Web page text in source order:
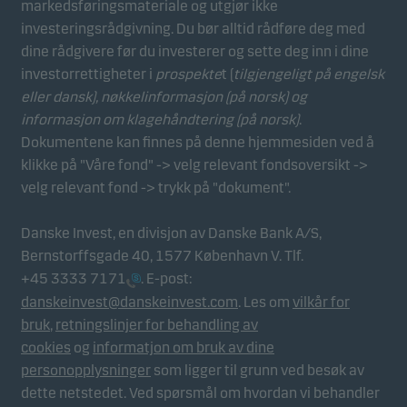
markedsføringsmateriale og utgjør ikke
investeringsrådgivning. Du bør alltid rådføre deg med
dine rådgivere før du investerer og sette deg inn i dine
investorrettigheter i prospektet (tilgjengeligt på engelsk
eller dansk), nøkkelinformasjon (på norsk)og
informasjon om klagehåndtering (på norsk).
Dokumentene kan finnes på denne hjemmesiden ved å
klikke på "Våre fond" -> velg relevant fondsoversikt ->
velg relevant fond -> trykk på "dokument".
Danske Invest, en divisjon av Danske Bank A/S,
Bernstorffsgade 40, 1577 København V. Tlf.
+45 3333 7171
. E-post:
danskeinvest@danskeinvest.com. Les om vilkår for
bruk, retningslinjer for behandling av
cookies og informatjon om bruk av dine
personopplysninger som ligger til grunn ved besøk av
dette netstedet. Ved spørsmål om hvordan vi behandler
Funksjonelle
Funksjonelle (eller såkalte "preferanse"-)
informasjonskapsler gjør at vår hjemmeside husker
dine valg av innstillinger som påvirker måten siden
vises på. Du kan avvise disse informasjonskapslene
i informasjonskapselfanen.
Disse informasjonskapslene bruker vi til å spore
å måle og optimalisere funksjonaliteten til
nettstedet vårt. For eksempel hvordan besøkende
bruker siden vår, hvilken region de er fra og hvilke
funksjoner ser er på. Du kan avvise disse
informasjonskapslene i informasjonskapselfanen.
Markedsføring